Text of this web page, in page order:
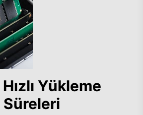
Yükleme
Süreleri